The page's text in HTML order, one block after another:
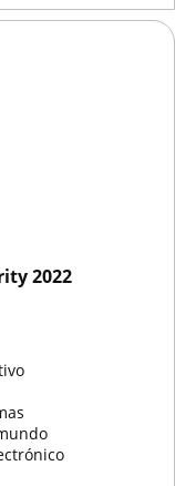
2022